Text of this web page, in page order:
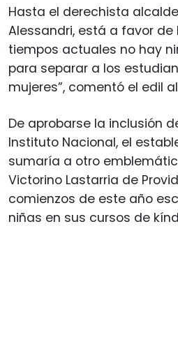
Hasta el derechista
Alessandri, está a favor de
tiempos actuales no hay
para separar a los
mujeres”, comentó el edil
De aprobarse la inclusión
Instituto Nacional, el
sumaría a otro
Victorino Lastarria de
comienzos de este año
niñas en sus cursos de